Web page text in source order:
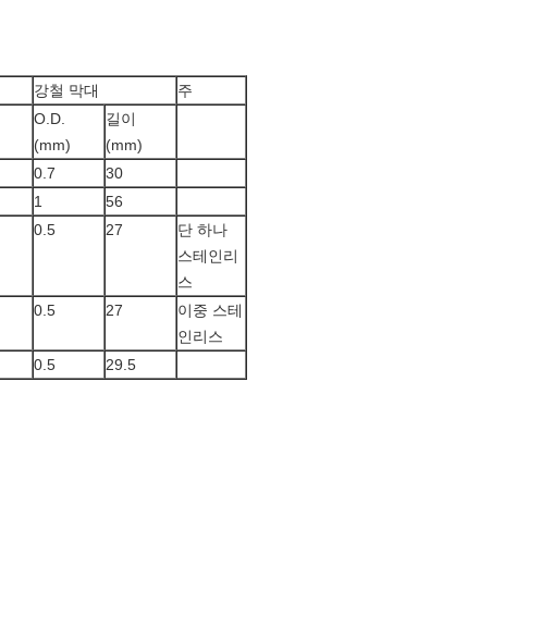
강철 막대
주
O.D.
(mm)
길이
(mm)
0.7
30
1
56
0.5 27
단 하나
스테인리
스
0.5 27
이중 스테
인리스
0.5 29.5